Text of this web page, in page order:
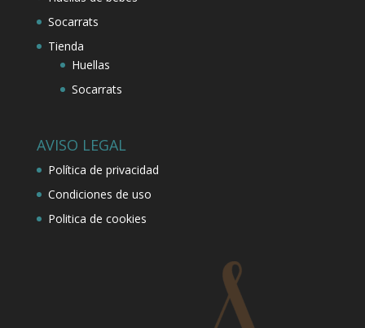
Socarrats
Tienda
Huellas
Socarrats
AVISO LEGAL
Política de privacidad
Condiciones de uso
Politica de cookies